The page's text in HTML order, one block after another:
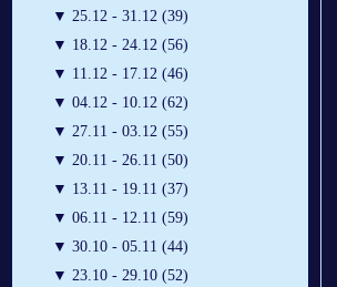
▼ 25.12 - 31.12 (39)
▼ 18.12 - 24.12 (56)
▼ 11.12 - 17.12 (46)
▼ 04.12 - 10.12 (62)
▼ 27.11 - 03.12 (55)
▼ 20.11 - 26.11 (50)
▼ 13.11 - 19.11 (37)
▼ 06.11 - 12.11 (59)
▼ 30.10 - 05.11 (44)
▼ 23.10 - 29.10 (52)